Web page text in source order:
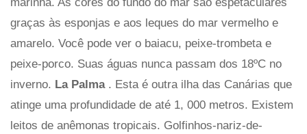
graças às esponjas e aos leques do mar vermelho e
amarelo. Você pode ver o baiacu, peixe-trombeta e
peixe-porco. Suas águas nunca passam dos 18ºC no
inverno. La Palma . Esta é outra ilha das Canárias que
atinge uma profundidade de até 1, 000 metros. Existem
leitos de anêmonas tropicais. Golfinhos-nariz-de-